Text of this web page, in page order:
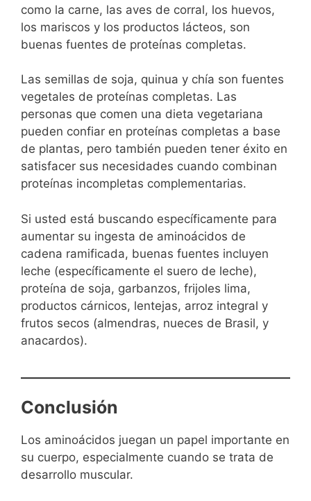
como la carne, las aves de corral, los huevos,
los mariscos y los productos lácteos, son
buenas fuentes de proteínas completas.
Las semillas de soja, quinua y chía son fuentes
vegetales de proteínas completas. Las
personas que comen una dieta vegetariana
pueden confiar en proteínas completas a base
de plantas, pero también pueden tener éxito en
satisfacer sus necesidades cuando combinan
proteínas incompletas complementarias.
Si usted está buscando específicamente para
aumentar su ingesta de aminoácidos de
cadena ramificada, buenas fuentes incluyen
leche (específicamente el suero de leche),
proteína de soja, garbanzos, frijoles lima,
productos cárnicos, lentejas, arroz integral y
frutos secos (almendras, nueces de Brasil, y
anacardos).
Conclusión
Los aminoácidos juegan un papel importante en
su cuerpo, especialmente cuando se trata de
desarrollo muscular.